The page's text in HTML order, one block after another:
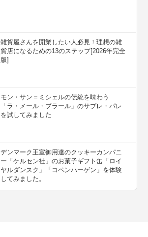
雑貨屋さんを開業したい人必見！理想の雑
貨店になるための13のステップ[2026年完全
版]
モン・サン＝ミシェルの伝統を味わう
「ラ・メール・プラール」のサブレ・パレ
を試してみました
デンマーク王室御用達のクッキーカンパニ
ー「ケルセン社」のお菓子ギフト缶「ロイ
ヤルダンスク」「コペンハーゲン」を体験
してみました。